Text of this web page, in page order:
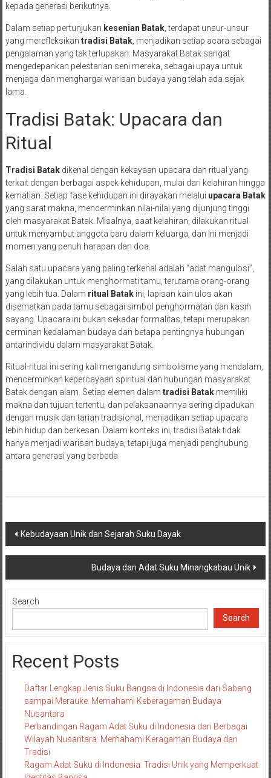
kepada generasi berikutnya.
Dalam setiap pertunjukan kesenian Batak, terdapat unsur-unsur
yang merefleksikan tradisi Batak, menjadikan setiap acara sebagai
pengalaman yang tak terlupakan. Masyarakat Batak sangat
mengedepankan pelestarian seni mereka, sebagai upaya untuk
menjaga dan menghargai warisan budaya yang telah ada sejak
lama.
Tradisi Batak: Upacara dan
Ritual
Tradisi Batakdikenal dengan kekayaan upacara dan ritual yang
terkait dengan berbagai aspek kehidupan, mulai dari kelahiran hingga
kematian. Setiap fase kehidupan ini dirayakan melalui upacara Batak
yang sarat makna, mencerminkan nilai-nilai yang dijunjung tinggi
oleh masyarakat Batak. Misalnya, saat kelahiran, dilakukan ritual
untuk menyambut anggota baru dalam keluarga, dan ini menjadi
momen yang penuh harapan dan doa.
Salah satu upacara yang paling terkenal adalah “adat mangulosi”,
yang dilakukan untuk menghormati tamu, terutama orang-orang
yang lebih tua. Dalam ritual Batakini, lapisan kain ulos akan
disematkan pada tamu sebagai simbol penghormatan dan kasih
sayang. Upacara ini bukan sekadar formalitas, tetapi merupakan
cerminan kedalaman budaya dan betapa pentingnya hubungan
antarindividu dalam masyarakat Batak.
Ritual-ritual ini sering kali mengandung simbolisme yang mendalam,
mencerminkan kepercayaan spiritual dan hubungan masyarakat
Batak dengan alam. Setiap elemen dalam tradisi Batakmemiliki
makna dan tujuan tertentu, dan pelaksanaannya sering dipadukan
dengan musik dan tarian tradisional, menjadikan setiap upacara
lebih hidup dan berkesan. Dalam konteks ini, tradisi Batak tidak
hanya menjadi warisan budaya, tetapi juga menjadi penghubung
antara generasi yang berbeda.
Post
navigation
Kebudayaan Unik dan Sejarah Suku Dayak
Budaya dan Adat Suku Minangkabau Unik
Search
Search
Recent Posts
Daftar Lengkap Jenis Suku Bangsa di Indonesia dari Sabang
sampai Merauke: Memahami Keberagaman Budaya
Nusantara
Perbandingan Ragam Adat Suku di Indonesia dari Berbagai
Wilayah Nusantara: Memahami Keragaman Budaya dan
Tradisi
Ragam Adat Suku di Indonesia: Tradisi Unik yang Memperkuat